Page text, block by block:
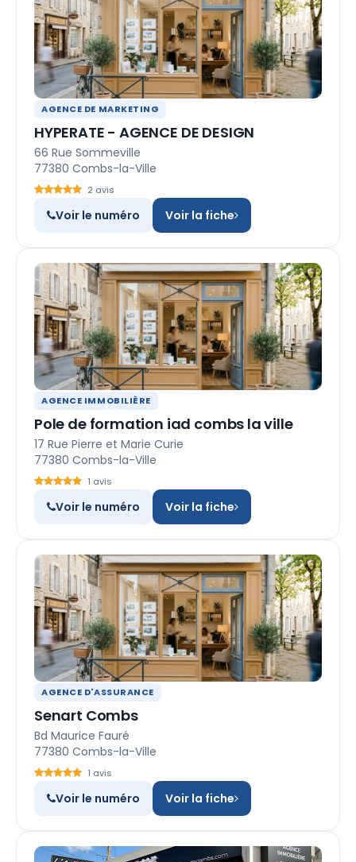
AGENCE DE MARKETING
HYPERATE - AGENCE DE DESIGN
66 Rue Sommeville
77380 Combs-la-Ville
2 avis
Voir le numéro Voir la fiche
AGENCE IMMOBILIÈRE
Pole de formation iad combs la ville
17 Rue Pierre et Marie Curie
77380 Combs-la-Ville
1 avis
Voir le numéro Voir la fiche
AGENCE D'ASSURANCE
Senart Combs
Bd Maurice Fauré
77380 Combs-la-Ville
1 avis
Voir le numéro Voir la fiche